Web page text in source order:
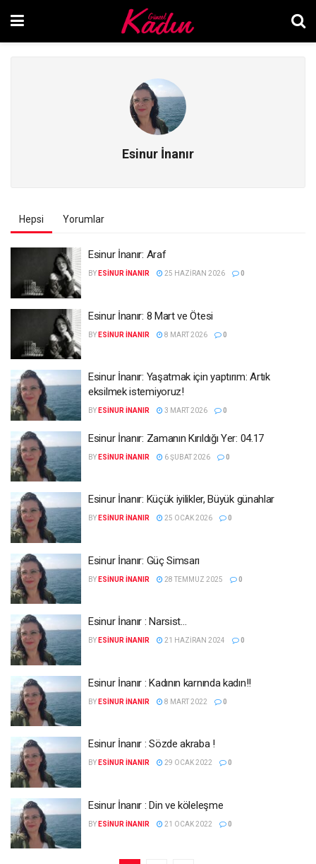
Esinur İnanır
Hepsi Yorumlar
Esinur İnanır: Araf
BY ESINUR İNANIR 25 HAZIRAN 2026 0
Esinur İnanır: 8 Mart ve Ötesi
BY ESINUR İNANIR 8 MART 2026 0
Esinur İnanır: Yaşatmak için yaptırım: Artık
eksilmek istemiyoruz!
BY ESINUR İNANIR 3 MART 2026 0
Esinur İnanır: Zamanın Kırıldığı Yer: 04.17
BY ESINUR İNANIR 6 ŞUBAT 2026 0
Esinur İnanır: Küçük iyilikler, Büyük günahlar
BY ESINUR İNANIR 25 OCAK 2026 0
Esinur İnanır: Güç Simsarı
BY ESINUR İNANIR 28 TEMMUZ 2025 0
Esinur İnanır : Narsist…
BY ESINUR İNANIR 21 HAZIRAN 2024 0
Esinur İnanır : Kadının karnında kadın!!
BY ESINUR İNANIR 8 MART 2022 0
Esinur İnanır : Sözde akraba !
BY ESINUR İNANIR 29 OCAK 2022 0
Esinur İnanır : Din ve köleleşme
BY ESINUR İNANIR 21 OCAK 2022 0